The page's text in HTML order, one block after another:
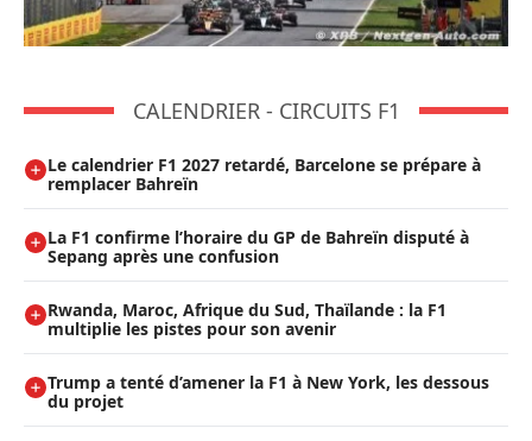
CALENDRIER - CIRCUITS F1
Le calendrier F1 2027 retardé, Barcelone se prépare à
remplacer Bahreïn
La F1 confirme l’horaire du GP de Bahreïn disputé à
Sepang après une confusion
Rwanda, Maroc, Afrique du Sud, Thaïlande : la F1
multiplie les pistes pour son avenir
Trump a tenté d’amener la F1 à New York, les dessous
du projet